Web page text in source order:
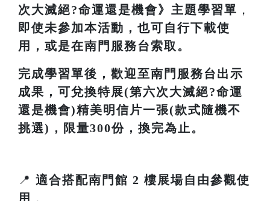
次大滅絕?命運還是機會》主題學習單 ，
即使未參加本活動，也可自行下載使
用，或是在南門服務台索取。
完成學習單後，歡迎至南門服務台出示
成果，可兌換特展(第六次大滅絕?命運
還是機會)精美明信片一張(款式隨機不
挑選)，限量300份，換完為止。
📍 適合搭配南門館 2 樓展場自由參觀使
用
，